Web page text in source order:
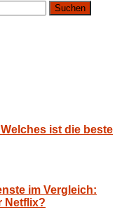
ist die beste